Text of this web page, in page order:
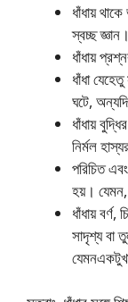
ধাঁধায়
স্বচ্ছ জ্ঞান।
ধাঁধায়
ধাঁধা
ঘটে,
ধাঁধায়
নির্মল
পরিচিত
হয়। যেমন,
ধাঁধায়
সাদৃশ্য বা